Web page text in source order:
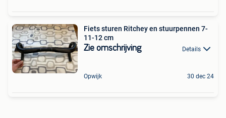
Fiets sturen Ritchey en stuurpennen 7-
11-12 cm
Zie omschrijving Details
Opwijk 30 dec 24